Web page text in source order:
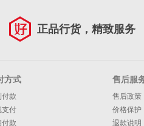
正品行货，精致服务
方式
付款
支付
付款
售后服
售后政策
价格保护
退款说明